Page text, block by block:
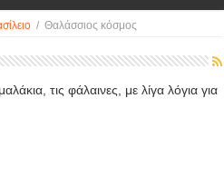
/ Θαλάσσιος κόσμος
τις φάλαινες, με λίγα λόγια για